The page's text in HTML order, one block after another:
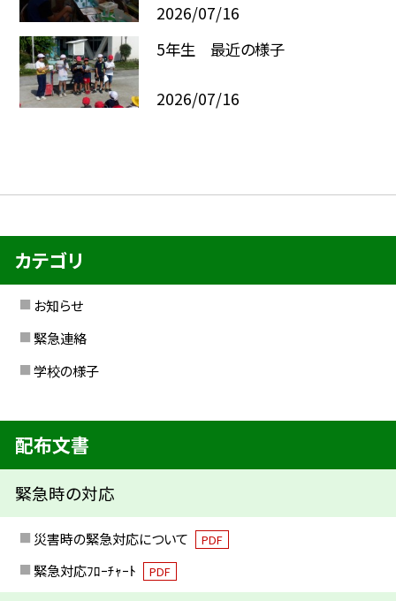
2026/07/16
5年生 最近の様子
2026/07/16
カテゴリ
お知らせ
緊急連絡
学校の様子
配布文書
緊急時の対応
災害時の緊急対応について PDF
緊急対応ﾌﾛｰﾁｬｰﾄ PDF